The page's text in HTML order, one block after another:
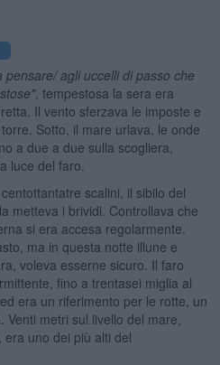
agli uccelli di passo che
, tempestosa la sera era
Il vento sferzava le imposte e
Sotto, il mare urlava, le onde
a due a due sulla scogliera,
luce del faro.
scalini, il sibilo del
metteva i brividi. Controllava che
si era accesa regolarmente.
ma in questa notte illune e
voleva esserne sicuro. Il faro
fino a trentasei miglia al
era un riferimento per le rotte, un
metri sul livello del mare,
uno dei più alti del